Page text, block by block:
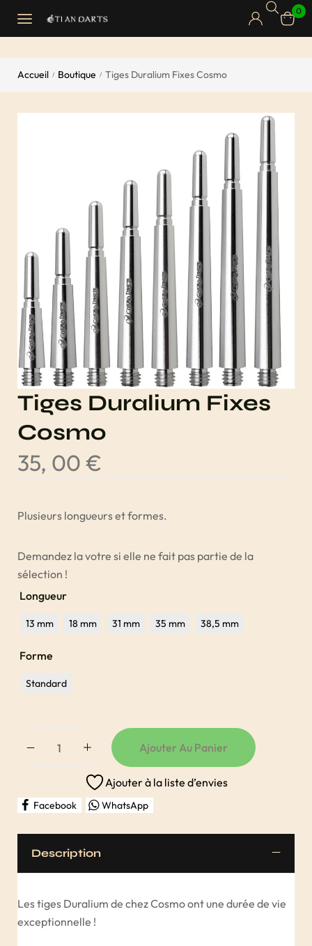
0
Accueil / Boutique / Tiges Duralium Fixes Cosmo
Tiges Duralium Fixes
Cosmo
35, 00 €
Plusieurs longueurs et formes.
Demandez la votre si elle ne fait pas partie de la
sélection !
Longueur
13 mm 18 mm 31 mm 35 mm 38,5 mm
Forme
Standard
Ajouter Au Panier
Ajouter à la liste d’envies
Facebook WhatsApp
Description
Les tiges Duralium de chez Cosmo ont une durée de vie
exceptionnelle !